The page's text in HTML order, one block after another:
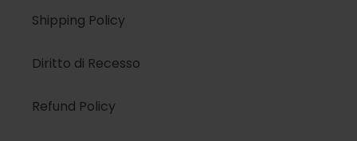
Shipping Policy
Diritto di Recesso
Refund Policy